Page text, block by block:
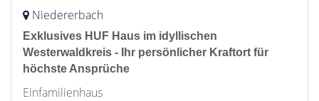
Niedererbach
Exklusives HUF Haus im idyllischen
Westerwaldkreis - Ihr persönlicher Kraftort für
höchste Ansprüche
Einfamilienhaus